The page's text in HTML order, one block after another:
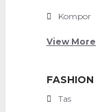
Kompor
View More
FASHION
Tas